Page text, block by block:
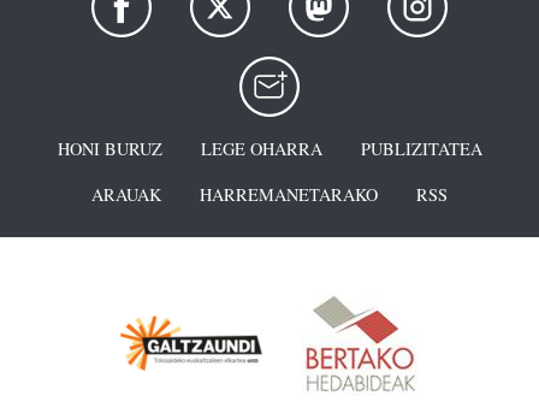
HONI BURUZ LEGE OHARRA
PUBLIZITATEA
ARAUAK
HARREMANETARAKO RSS